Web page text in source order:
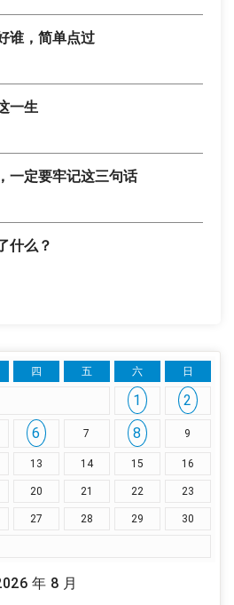
谁，简单点过
一生
一定要牢记这三句话
什么？
年 8 月
四 五 六 日
1
2
6 7 8 9
13 14 15 16
20 21 22 23
27 28 29 30